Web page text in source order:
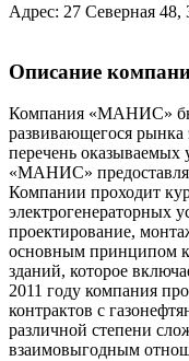
Адрес: 27 Северная 48,
Описание
Компания «МАНИС»
развивающегося рынка
перечень оказываемых
«МАНИС»
Компании проходит
электрогенераторных
проектирование,
основным принципом
зданий, которое
2011 году компания
контрактов с
различной степени
взаимовыгодным